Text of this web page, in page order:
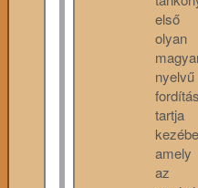
első
olyan
nyelvű
tartja
amely
az